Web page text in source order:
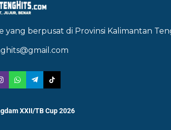
berpusat di Provinsi Kalimantan
XXII/TB Cup 2026